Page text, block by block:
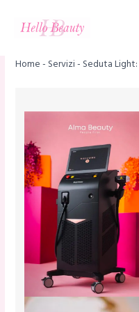
contenuto
Home- Servizi- Seduta